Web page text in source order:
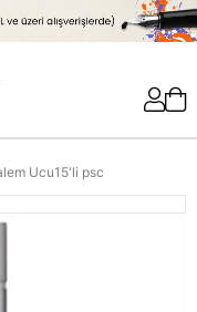
Ucu15'li psc